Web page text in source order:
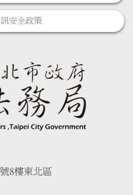
安全政策
8樓東北區